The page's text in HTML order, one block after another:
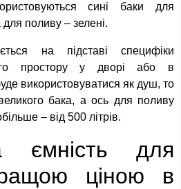
сині баки для
для поливу – зелені.
на підставі специфіки
простору у дворі або в
використовуватися як душ, то
бака, а ось для поливу
– від 500 літрів.
ємність для
ціною в